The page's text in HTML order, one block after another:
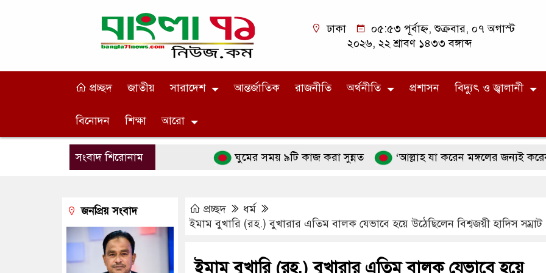
ঢাকা
০৫:৫৩ পূর্বাহ্ন, শুক্রবার, ০৭ অগাস্ট
২০২৬, ২২ শ্রাবণ ১৪৩৩ বঙ্গাব্দ
প্রচ্ছদ জাতীয় সারাদেশ আন্তর্জাতিক রাজনীতি অর্থনীতি প্রশাসন বিদ্যুৎ ও জ্বালানী
বিনোদন শিক্ষা আরো
সংবাদ শিরোনাম ঘুমের সময় ৯টি কাজ করা সুন্নত ‘আল্লাহ যা করেন মঙ্গলের জন্যই করেন’ ব্যাখ্যা
প্রচ্ছদ
ধর্ম
ইমাম বুখারি (রহ.) বুখারার এতিম বালক যেভাবে হয়ে উঠেছিলেন বিশ্বজয়ী হাদিস সম্রাট
ইমাম বুখারি (রহ.) বুখারার এতিম বালক যেভাবে হয়ে
জনপ্রিয় সংবাদ